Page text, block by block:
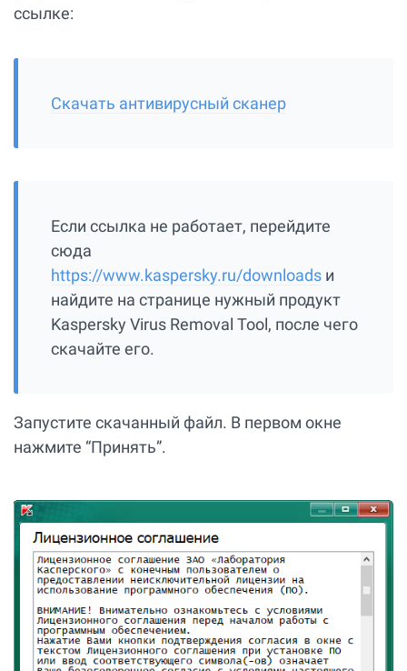
ссылке:
Скачать антивирусный сканер
Если ссылка не работает, перейдите
сюда
https://www.kaspersky.ru/downloads и
найдите на странице нужный продукт
Kaspersky Virus Removal Tool, после чего
скачайте его.
Запустите скачанный файл. В первом окне
нажмите “Принять”.